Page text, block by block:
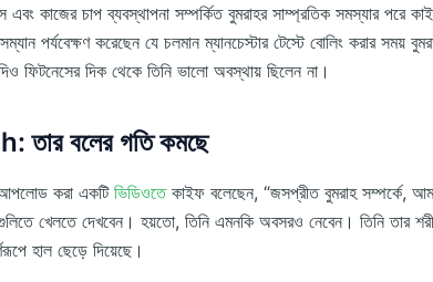
এবং কাজের চাপ ব্যবস্থাপনা সম্পর্কিত বুমরাহর সাম্প্রতিক সমস্যার পরে
পর্যবেক্ষণ করেছেন যে চলমান ম্যানচেস্টার টেস্টে বোলিং করার সময়
ফিটনেসের দিক থেকে তিনি ভালো অবস্থায় ছিলেন না।
বলের গতি কমছে
করা একটি ভিডিওতে কাইফ বলেছেন, “জসপ্রীত বুমরাহ সম্পর্কে,
খেলতে দেখবেন। হয়তো, তিনি এমনকি অবসরও নেবেন। তিনি তার
হাল ছেড়ে দিয়েছে।